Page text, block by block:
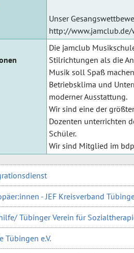
Unser
http://
Die jamclub
Stilrichtungen als die
Musik soll Spaß
Betriebsklima und
moderner Ausstattung.
Wir sind eine der
Dozenten unterrichten
Schüler.
Wir sind Mitglied im
- JEF Kreisverband
Tübinger Verein für
Tübingen e.V.